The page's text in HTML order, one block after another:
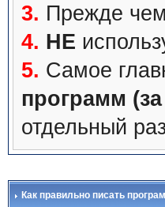
3. Прежде
4. НЕ
5. Самое
программ
отдельный
Как правильно писать